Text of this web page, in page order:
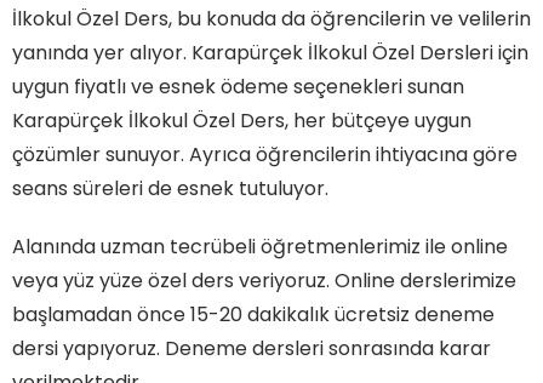
İlkokul Özel Ders, bu konuda da öğrencilerin ve velilerin
yanında yer alıyor. Karapürçek İlkokul Özel Dersleri için
uygun fiyatlı ve esnek ödeme seçenekleri sunan
Karapürçek İlkokul Özel Ders, her bütçeye uygun
çözümler sunuyor. Ayrıca öğrencilerin ihtiyacına göre
seans süreleri de esnek tutuluyor.
Alanında uzman tecrübeli öğretmenlerimiz ile online
veya yüz yüze özel ders veriyoruz. Online derslerimize
başlamadan önce 15-20 dakikalık ücretsiz deneme
dersi yapıyoruz. Deneme dersleri sonrasında karar